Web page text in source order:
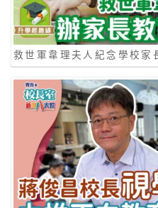
救世軍韋理夫人紀念學校家